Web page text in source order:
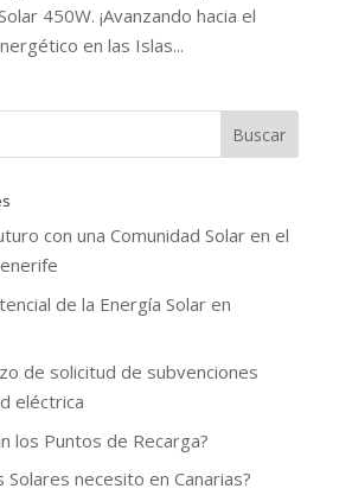
450W. ¡Avanzando hacia el
en las Islas...
con una Comunidad Solar en el
de la Energía Solar en
de solicitud de subvenciones
eléctrica
los Puntos de Recarga?
Solares necesito en Canarias?